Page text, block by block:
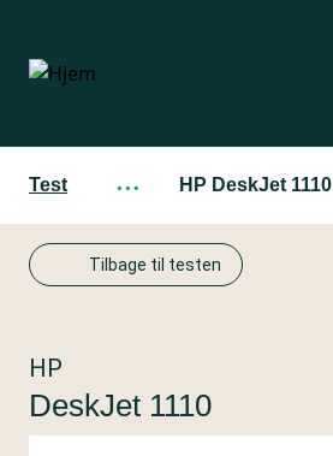
hovedindhold
Test ··· HP DeskJet 1110
Tilbage til testen
HP
DeskJet 1110